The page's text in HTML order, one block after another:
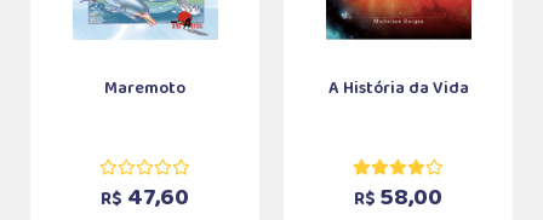
Maremoto
R$ 47,60
A História da Vida
R$ 58,00